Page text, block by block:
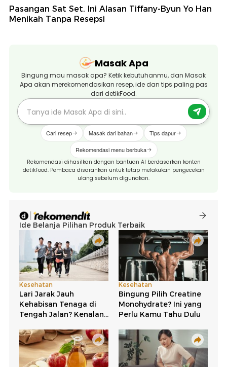
Pasangan Sat Set, Ini Alasan Tiffany-Byun Yo Han
Menikah Tanpa Resepsi
Masak Apa
Bingung mau masak apa? Ketik kebutuhanmu, dan Masak
Apa akan merekomendasikan resep, ide dan tips paling pas
dari detikFood.
Cari resep Masak dari bahan Tips dapur
Rekomendasi menu berbuka
Rekomendasi dihasilkan dengan bantuan AI berdasarkan konten
detikFood. Pembaca disarankan untuk tetap melakukan pengecekan
ulang sebelum digunakan.